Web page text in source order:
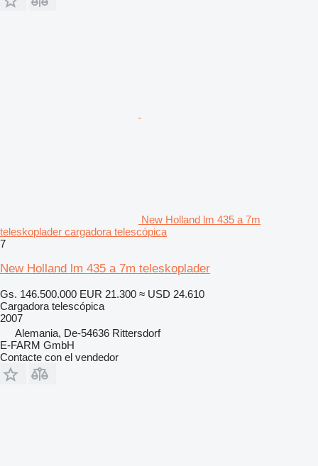
New Holland lm 435 a 7m
teleskoplader cargadora telescópica
7
New Holland lm 435 a 7m teleskoplader
Gs. 146.500.000 EUR 21.300 ≈ USD 24.610
Cargadora telescópica
2007
Alemania, De-54636 Rittersdorf
E-FARM GmbH
Contacte con el vendedor